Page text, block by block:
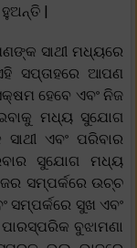
|
ସାଥୀ ମଧ୍ୟରେ
ସପ୍ତାହରେ ଆପଣ
ହେବେ ଏବଂ ନିଜ
ମଧ୍ୟ ସୁଯୋଗ
ଏବଂ ପରିବାର
ସୁଯୋଗ ମଧ୍ୟ
ସମ୍ପର୍କରେ ଉଚ୍ଚ
ସୁଖ ଏବଂ
ବୁଝାମଣା